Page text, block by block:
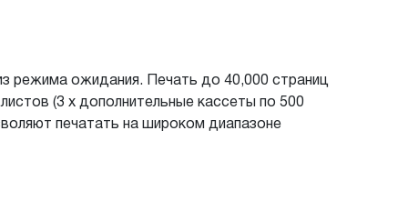
режима ожидания. Печать до 40,000 страниц
(3 x дополнительные кассеты по 500
печатать на широком диапазоне